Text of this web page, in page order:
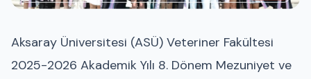
Aksaray Üniversitesi (ASÜ) Veteriner Fakültesi
2025-2026 Akademik Yılı 8. Dönem Mezuniyet ve